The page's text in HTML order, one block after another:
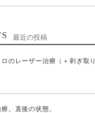
最近の投稿
のレーザー治療（＋剥ぎ取り
。直後の状態。